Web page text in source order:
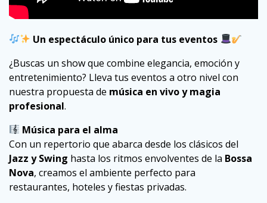
Un espectáculo único para tus eventos
¿Buscas un show que combine elegancia, emoción y
entretenimiento? Lleva tus eventos a otro nivel con
nuestra propuesta de música en vivo y magia
profesional.
Música para el alma
Con un repertorio que abarca desde los clásicos del
Jazz y Swing hasta los ritmos envolventes de la Bossa
Nova, creamos el ambiente perfecto para
restaurantes, hoteles y fiestas privadas.